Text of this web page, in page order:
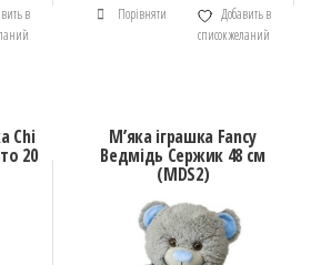
в
Порівняти
Добавить в
список желаний
Chi
20
М’яка іграшка Fancy
Ведмідь Сержик 48 см
(MDS2)